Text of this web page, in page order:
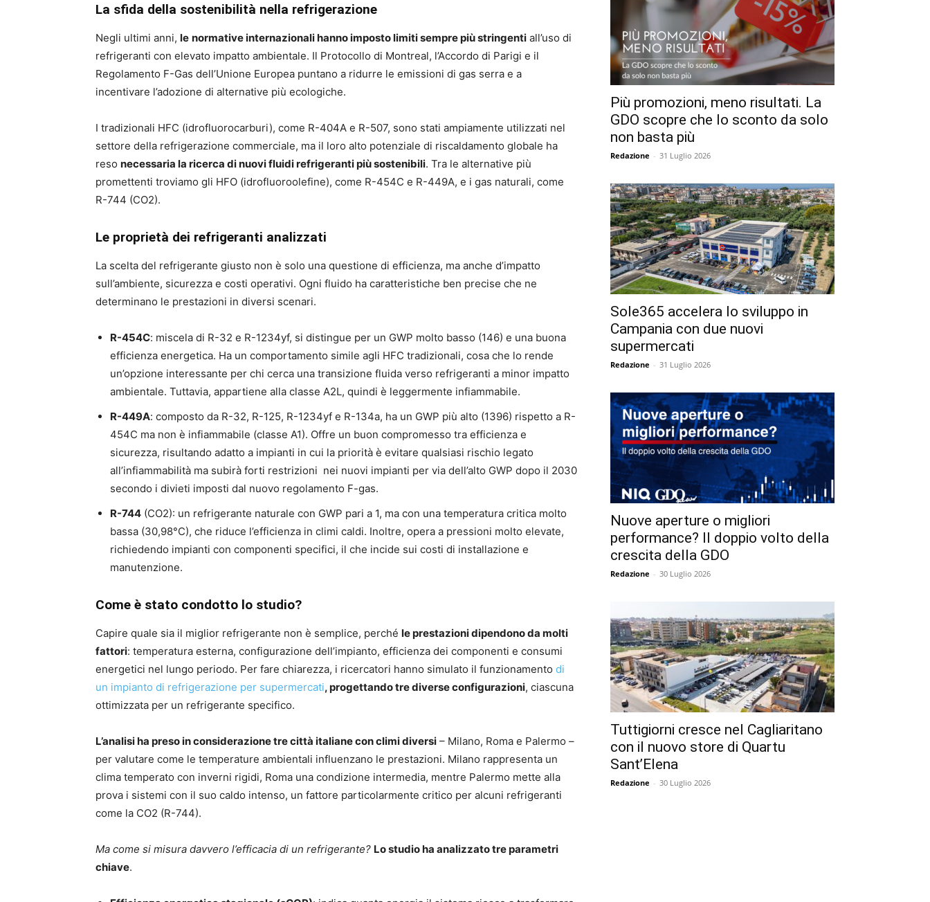
La sfida della sostenibilità nella refrigerazione
Negli ultimi anni, le normative internazionali hanno imposto limiti sempre più stringenti all’uso di
refrigeranti con elevato impatto ambientale. Il Protocollo di Montreal, l’Accordo di Parigi e il
Regolamento F-Gas dell’Unione Europea puntano a ridurre le emissioni di gas serra e a
incentivare l’adozione di alternative più ecologiche.
I tradizionali HFC (idrofluorocarburi), come R-404A e R-507, sono stati ampiamente utilizzati nel
settore della refrigerazione commerciale, ma il loro alto potenziale di riscaldamento globale ha
reso necessaria la ricerca di nuovi fluidi refrigeranti più sostenibili. Tra le alternative più
promettenti troviamo gli HFO (idrofluoroolefine), come R-454C e R-449A, e i gas naturali, come
R-744 (CO2).
Le proprietà dei refrigeranti analizzati
La scelta del refrigerante giusto non è solo una questione di efficienza, ma anche d’impatto
sull’ambiente, sicurezza e costi operativi. Ogni fluido ha caratteristiche ben precise che ne
determinano le prestazioni in diversi scenari.
R-454C: miscela di R-32 e R-1234yf, si distingue per un GWP molto basso (146) e una buona
efficienza energetica. Ha un comportamento simile agli HFC tradizionali, cosa che lo rende
un’opzione interessante per chi cerca una transizione fluida verso refrigeranti a minor impatto
ambientale. Tuttavia, appartiene alla classe A2L, quindi è leggermente infiammabile.
R-449A: composto da R-32, R-125, R-1234yf e R-134a, ha un GWP più alto (1396) rispetto a R-
454C ma non è infiammabile (classe A1). Offre un buon compromesso tra efficienza e
sicurezza, risultando adatto a impianti in cui la priorità è evitare qualsiasi rischio legato
all’infiammabilità ma subirà forti restrizioni nei nuovi impianti per via dell’alto GWP dopo il 2030
secondo i divieti imposti dal nuovo regolamento F-gas.
R-744 (CO2): un refrigerante naturale con GWP pari a 1, ma con una temperatura critica molto
bassa (30,98°C), che riduce l’efficienza in climi caldi. Inoltre, opera a pressioni molto elevate,
richiedendo impianti con componenti specifici, il che incide sui costi di installazione e
manutenzione.
Come è stato condotto lo studio?
Capire quale sia il miglior refrigerante non è semplice, perché le prestazioni dipendono da molti
fattori: temperatura esterna, configurazione dell’impianto, efficienza dei componenti e consumi
energetici nel lungo periodo. Per fare chiarezza, i ricercatori hanno simulato il funzionamento di
un impianto di refrigerazione per supermercati, progettando tre diverse configurazioni, ciascuna
ottimizzata per un refrigerante specifico.
L’analisi ha preso in considerazione tre città italiane con climi diversi – Milano, Roma e Palermo –
per valutare come le temperature ambientali influenzano le prestazioni. Milano rappresenta un
clima temperato con inverni rigidi, Roma una condizione intermedia, mentre Palermo mette alla
prova i sistemi con il suo caldo intenso, un fattore particolarmente critico per alcuni refrigeranti
come la CO2 (R-744).
Ma come si misura davvero l’efficacia di un refrigerante? Lo studio ha analizzato tre parametri
chiave.
Più promozioni, meno risultati. La
GDO scopre che lo sconto da solo
non basta più
Redazione - 31 Luglio 2026
Sole365 accelera lo sviluppo in
Campania con due nuovi
supermercati
Redazione - 31 Luglio 2026
Nuove aperture o migliori
performance? Il doppio volto della
crescita della GDO
Redazione - 30 Luglio 2026
Tuttigiorni cresce nel Cagliaritano
con il nuovo store di Quartu
Sant’Elena
Redazione - 30 Luglio 2026